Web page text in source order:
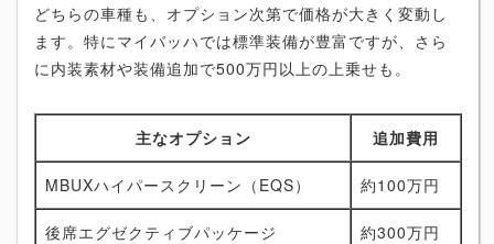
どちらの車種も、オプション次第で価格が大きく変動し
ます。特にマイバッハでは標準装備が豊富ですが、さら
に内装素材や装備追加で500万円以上の上乗せも。
主なオプション 追加費用
MBUXハイパースクリーン（EQS） 約100万円
後席エグゼクティブパッケージ 約300万円